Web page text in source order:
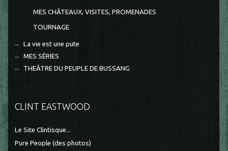
MES CHÂTEAUX, VISITES, PROMENADES
TOURNAGE
La vie est une pute
MES SÉRIES
THEÂTRE DU PEUPLE DE BUSSANG
CLINT EASTWOOD
Le Site Clintisque...
Pure People (des photos)